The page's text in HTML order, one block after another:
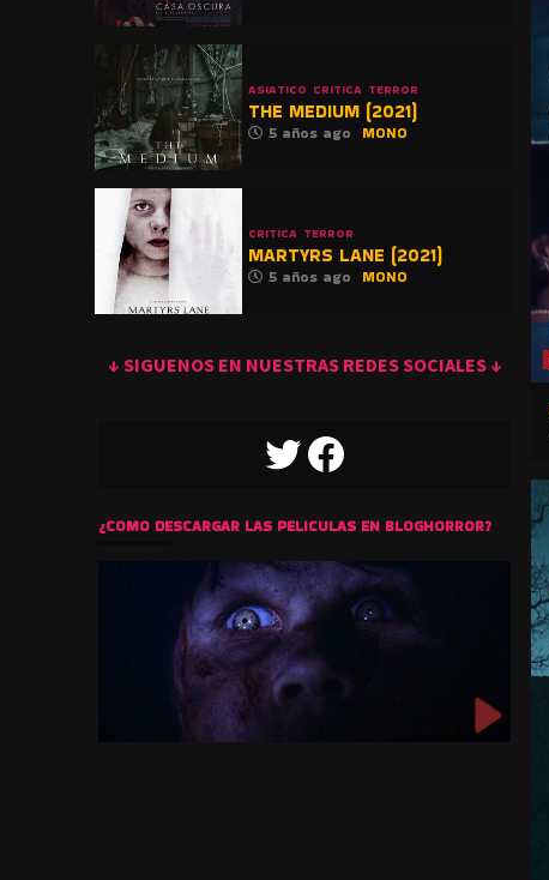
ASIATICO CRITICA TERROR
THE MEDIUM (2021)
5 años ago MONO
CRITICA TERROR
MARTYRS LANE (2021)
5 años ago MONO
↓ SIGUENOS EN NUESTRAS REDES SOCIALES ↓
TWITTERFACEBOOK
¿COMO DESCARGAR LAS PELICULAS EN BLOGHORROR?